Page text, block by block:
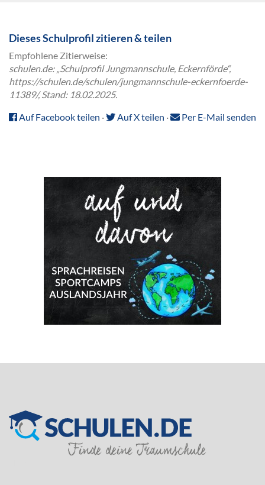
Dieses Schulprofil zitieren & teilen
Empfohlene Zitierweise:
schulen.de: „Schulprofil Jungmannschule, Eckernförde“,
https://schulen.de/schulen/jungmannschule-eckernfoerde-
11389/, Stand: 18.02.2025.
Auf Facebook teilen · Auf X teilen · Per E-Mail senden